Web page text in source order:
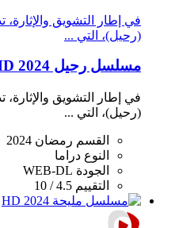
في إطار التشويق
(رحيل)، التي ...
مسلسل رحيل 2024 HD
في إطار التشويق
(رحيل)، التي ...
القسم رمضان 2024
النوع دراما
الجودة WEB-DL
التقييم 4.5 / 10